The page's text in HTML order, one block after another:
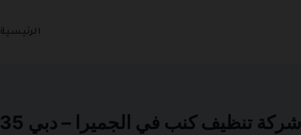
الرئيسية
شركة تنظيف كنب في الجميرا – دبي 0501270935